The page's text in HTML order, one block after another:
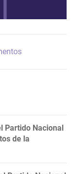
Partido Nacional
de la